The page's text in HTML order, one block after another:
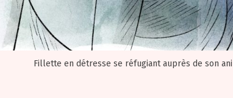
Fillette en détresse se réfugiant auprès de son